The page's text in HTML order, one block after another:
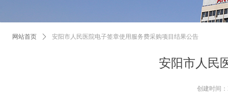
安阳市人民
网站首页 ꄲ 安阳市人民医院电子签章使用服务费采购项目结果公告
创建时间：